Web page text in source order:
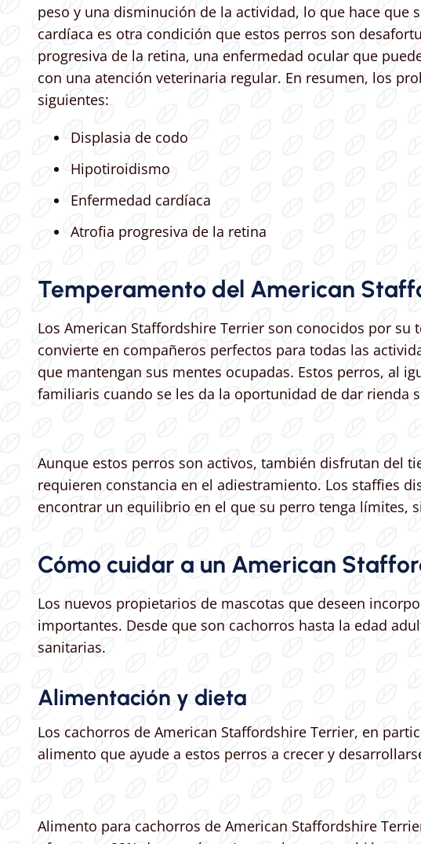
peso y una disminución de la actividad, lo que hace
cardíaca es otra condición que estos perros son
progresiva de la retina, una enfermedad ocular que
con una atención veterinaria regular. En resumen, los
siguientes:
Displasia de codo
Hipotiroidismo
Enfermedad cardíaca
Atrofia progresiva de la retina
Temperamento del American
Los American Staffordshire Terrier son conocidos por
convierte en compañeros perfectos para todas las
que mantengan sus mentes ocupadas. Estos perros, al
familiaris cuando se les da la oportunidad de dar rienda
Aunque estos perros son activos, también disfrutan del
requieren constancia en el adiestramiento. Los staffies
encontrar un equilibrio en el que su perro tenga límites,
Cómo cuidar a un American
Los nuevos propietarios de mascotas que deseen
importantes. Desde que son cachorros hasta la edad
sanitarias.
Alimentación y dieta
Los cachorros de American Staffordshire Terrier, en
alimento que ayude a estos perros a crecer y
Alimento para cachorros de American Staffordshire